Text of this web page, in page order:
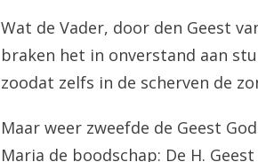
Wat de Vader, door den Geest
braken het in onverstand aan
zoodat zelfs in de scherven de
Maar weer zweefde de Geest
Maria de boodschap: De H.